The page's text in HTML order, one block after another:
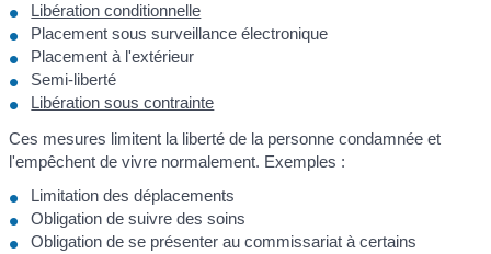
Libération conditionnelle
Placement sous surveillance électronique
Placement à l'extérieur
Semi-liberté
Libération sous contrainte
Ces mesures limitent la liberté de la personne condamnée et
l'empêchent de vivre normalement. Exemples :
Limitation des déplacements
Obligation de suivre des soins
Obligation de se présenter au commissariat à certains